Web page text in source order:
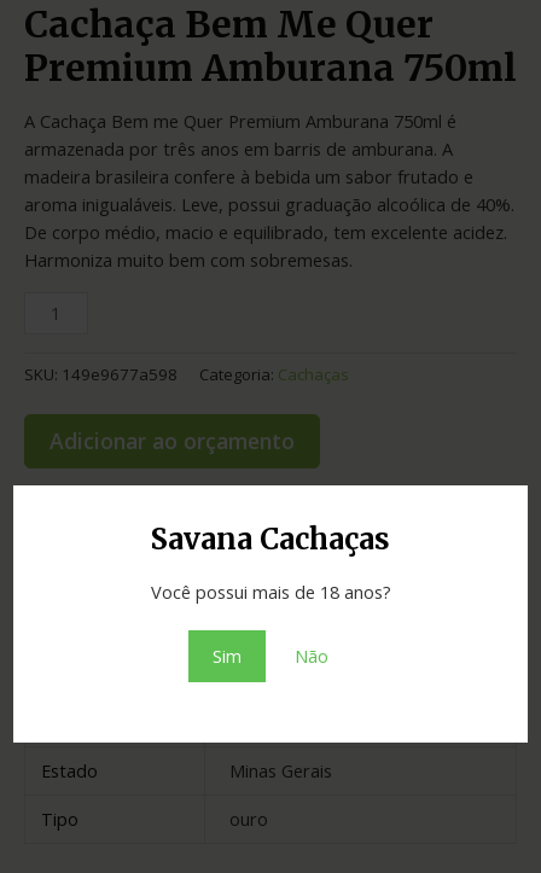
Savana Cachaças
Você possui mais de 18 anos?
Sim Não
Cachaça Bem Me Quer
Premium Amburana 750ml
A Cachaça Bem me Quer Premium Amburana 750ml é
armazenada por três anos em barris de amburana. A
madeira brasileira confere à bebida um sabor frutado e
aroma inigualáveis. Leve, possui graduação alcoólica de 40%.
De corpo médio, macio e equilibrado, tem excelente acidez.
Harmoniza muito bem com sobremesas.
SKU: 149e9677a598 Categoria: Cachaças
Adicionar ao orçamento
40.00
Estado
Minas Gerais
Tipo
ouro